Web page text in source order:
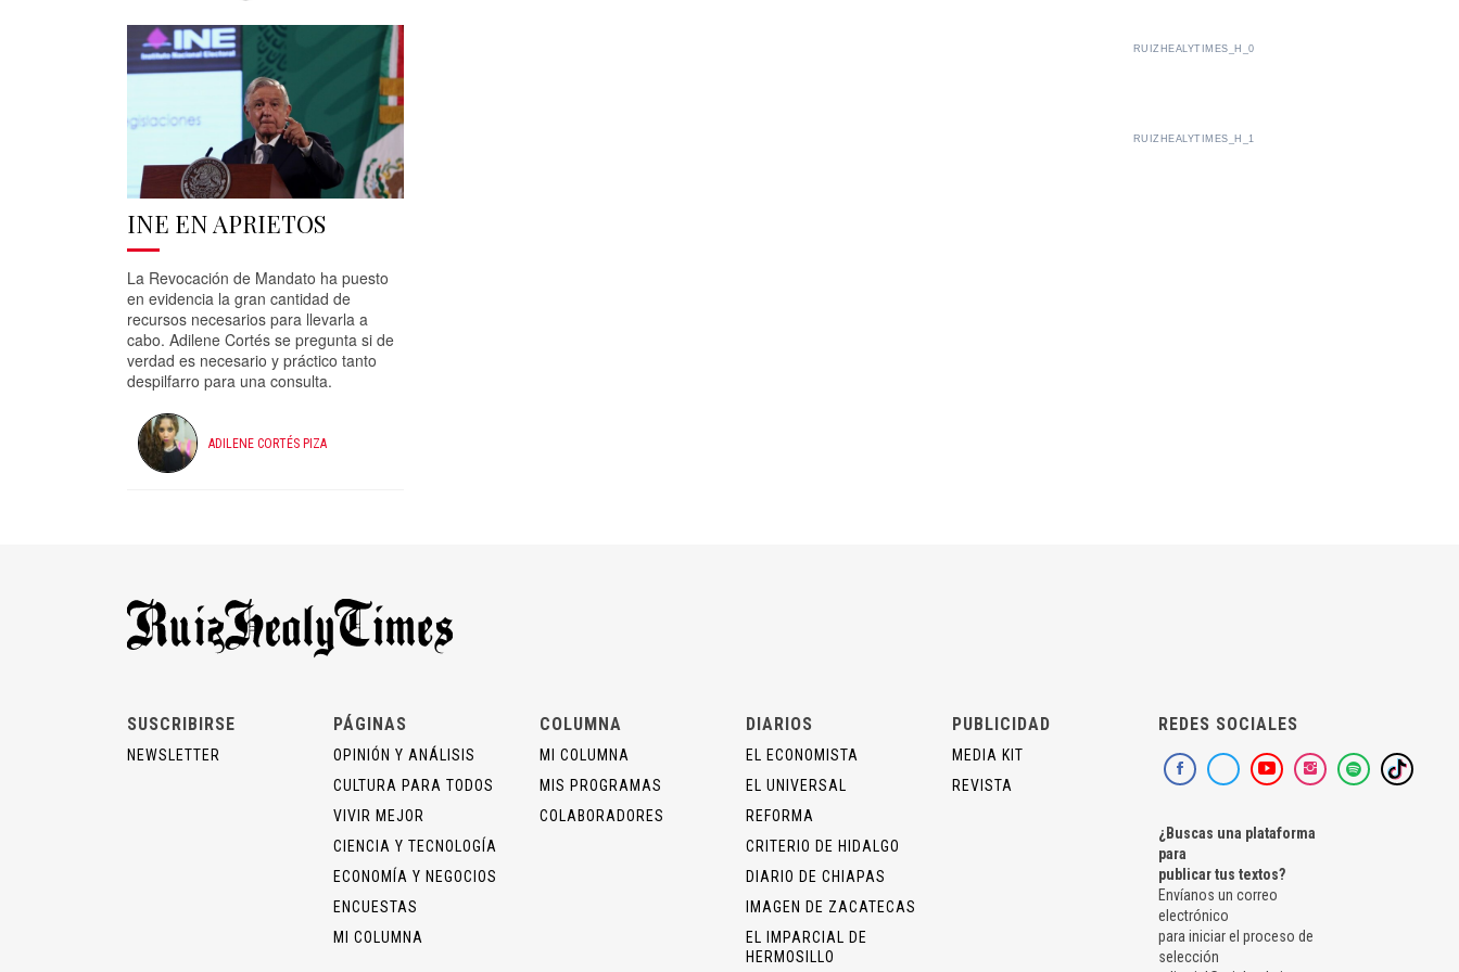
INE EN APRIETOS
La Revocación de Mandato ha puesto
en evidencia la gran cantidad de
recursos necesarios para llevarla a
cabo. Adilene Cortés se pregunta si de
verdad es necesario y práctico tanto
despilfarro para una consulta.
ADILENE CORTÉS PIZA
RUIZHEALYTIMES_H_0
RUIZHEALYTIMES_H_1
SUSCRIBIRSE
NEWSLETTER
PÁGINAS
OPINIÓN Y ANÁLISIS
CULTURA PARA TODOS
VIVIR MEJOR
CIENCIA Y TECNOLOGÍA
ECONOMÍA Y NEGOCIOS
ENCUESTAS
MI COLUMNA
COLUMNA
MI COLUMNA
MIS PROGRAMAS
COLABORADORES
DIARIOS
EL ECONOMISTA
EL UNIVERSAL
REFORMA
CRITERIO DE HIDALGO
DIARIO DE CHIAPAS
IMAGEN DE ZACATECAS
EL IMPARCIAL DE
HERMOSILLO
PUBLICIDAD
MEDIA KIT
REVISTA
REDES SOCIALES
¿Buscas una plataforma
para
publicar tus textos?
Envíanos un correo
electrónico
para iniciar el proceso de
selección